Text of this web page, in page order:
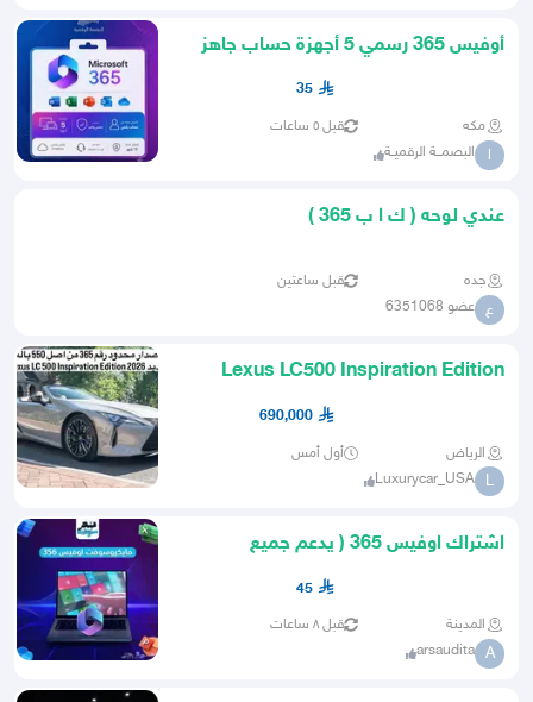
أوفيس 365 رسمي 5 أجهزة حساب جاهز
35
مكه قبل ٥ ساعات
ا البصمــة الرقميـة
عندي لوحه ( ك ا ب 365 )
جده قبل ساعتين
ع عضو 6351068
Lexus LC500 Inspiration Edition
690,000
الرياض أول أمس
L
Luxurycar_USA
اشتراك اوفيس 365 ( يدعم جميع
45
المدينة قبل ٨ ساعات
A
arsaudita